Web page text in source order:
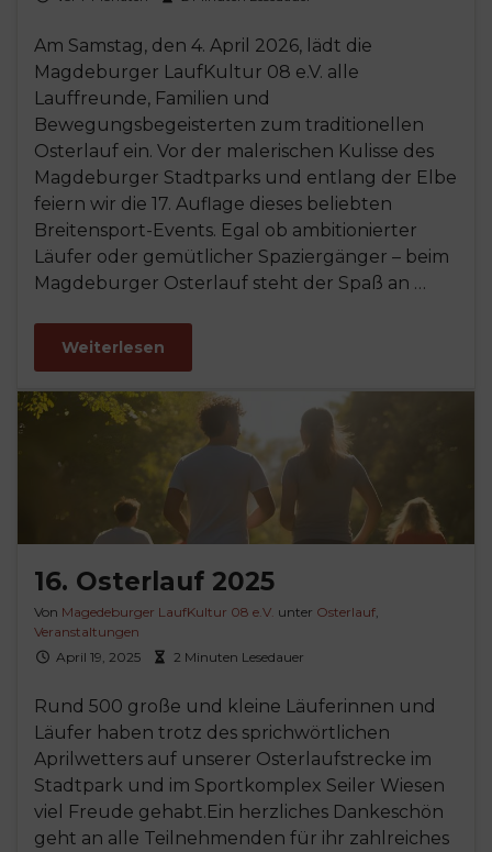
Am Samstag, den 4. April 2026, lädt die
Magdeburger LaufKultur 08 e.V. alle
Lauffreunde, Familien und
Bewegungsbegeisterten zum traditionellen
Osterlauf ein. Vor der malerischen Kulisse des
Magdeburger Stadtparks und entlang der Elbe
feiern wir die 17. Auflage dieses beliebten
Breitensport-Events. Egal ob ambitionierter
Läufer oder gemütlicher Spaziergänger – beim
Magdeburger Osterlauf steht der Spaß an …
Weiterlesen
16. Osterlauf 2025
Von Magedeburger LaufKultur 08 e.V. unter Osterlauf
Veranstaltungen
April 19, 2025
2 Minuten Lesedauer
Rund 500 große und kleine Läuferinnen und
Läufer haben trotz des sprichwörtlichen
Aprilwetters auf unserer Osterlaufstrecke im
Stadtpark und im Sportkomplex Seiler Wiesen
viel Freude gehabt.Ein herzliches Dankeschön
geht an alle Teilnehmenden für ihr zahlreiches